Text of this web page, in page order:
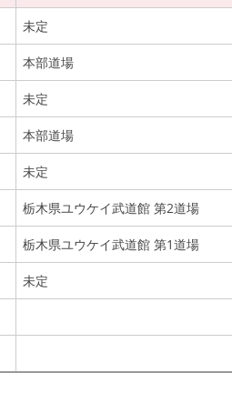
未定
本部道場
未定
本部道場
未定
栃木県ユウケイ武道館 第2道場
栃木県ユウケイ武道館 第1道場
未定